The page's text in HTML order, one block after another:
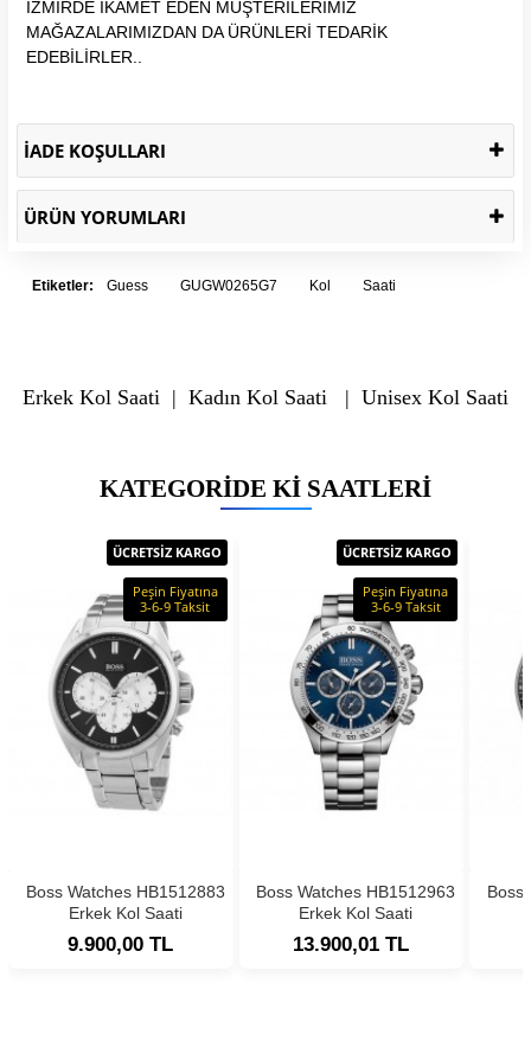
İZMİRDE İKAMET EDEN MÜŞTERİLERİMİZ
MAĞAZALARIMIZDAN DA ÜRÜNLERİ TEDARİK
EDEBİLİRLER..
İADE KOŞULLARI
ÜRÜN YORUMLARI
Etiketler: Guess GUGW0265G7 Kol Saati
Erkek Kol Saati | Kadın Kol Saati | Unisex Kol Saati
KATEGORIDE KI SAATLERI
ÜCRETSİZ KARGO
Peşin Fiyatına
3-6-9 Taksit
Boss Watches HB1512883
Erkek Kol Saati
9.900,00 TL
ÜCRETSİZ KARGO
Peşin Fiyatına
3-6-9 Taksit
Boss Watches HB1512963
Erkek Kol Saati
13.900,01 TL
Boss